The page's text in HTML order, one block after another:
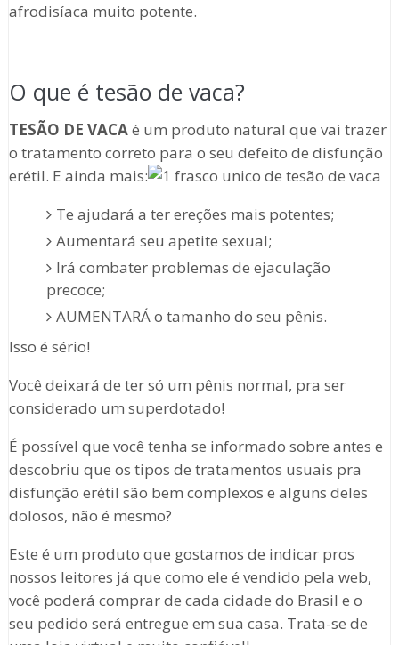
afrodisíaca muito potente.
O que é tesão de vaca?
TESÃO DE VACAé um produto natural que vai trazer
o tratamento correto para o seu defeito de disfunção
erétil. E ainda mais:
Te ajudará a ter ereções mais potentes;
Aumentará seu apetite sexual;
Irá combater problemas de ejaculação
precoce;
AUMENTARÁ o tamanho do seu pênis.
Isso é sério!
Você deixará de ter só um pênis normal, pra ser
considerado um superdotado!
É possível que você tenha se informado sobre antes e
descobriu que os tipos de tratamentos usuais pra
disfunção erétil são bem complexos e alguns deles
dolosos, não é mesmo?
Este é um produto que gostamos de indicar pros
nossos leitores já que como ele é vendido pela web,
você poderá comprar de cada cidade do Brasil e o
seu pedido será entregue em sua casa. Trata-se de